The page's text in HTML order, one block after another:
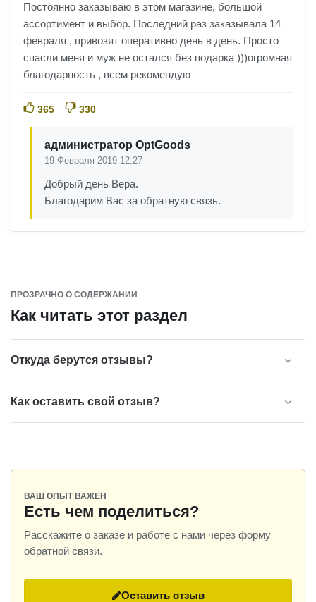
Постоянно заказываю в этом магазине, большой
ассортимент и выбор. Последний раз заказывала 14
февраля , привозят оперативно день в день. Просто
спасли меня и муж не остался без подарка )))огромная
благодарность , всем рекомендую
365 330
администратор OptGoods
19 Февраля 2019 12:27
Добрый день Вера.
Благодарим Вас за обратную связь.
ПРОЗРАЧНО О СОДЕРЖАНИИ
Как читать этот раздел
Откуда берутся отзывы?
Как оставить свой отзыв?
ВАШ ОПЫТ ВАЖЕН
Есть чем поделиться?
Расскажите о заказе и работе с нами через форму
обратной связи.
Оставить отзыв